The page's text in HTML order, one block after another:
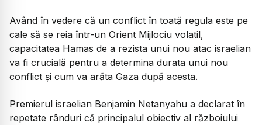
Având în vedere că un conflict în toată regula este pe
cale să se reia într-un Orient Mijlociu volatil,
capacitatea Hamas de a rezista unui nou atac israelian
va fi crucială pentru a determina durata unui nou
conflict și cum va arăta Gaza după acesta.
Premierul israelian Benjamin Netanyahu a declarat în
repetate rânduri că principalul obiectiv al războiului